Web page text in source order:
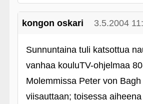
kongon oskari 3.5.2004
Sunnuntaina tuli katsottua
vanhaa kouluTV-ohjelmaa
Molemmissa Peter von Bagh
viisauttaan; toisessa